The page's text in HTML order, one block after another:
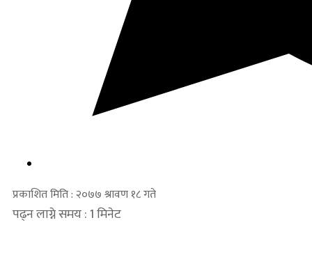
प्रकाशित मिति : २०७७ श्रावण १८ गते
पढ्न लाग्ने समय : 1 मिनेट